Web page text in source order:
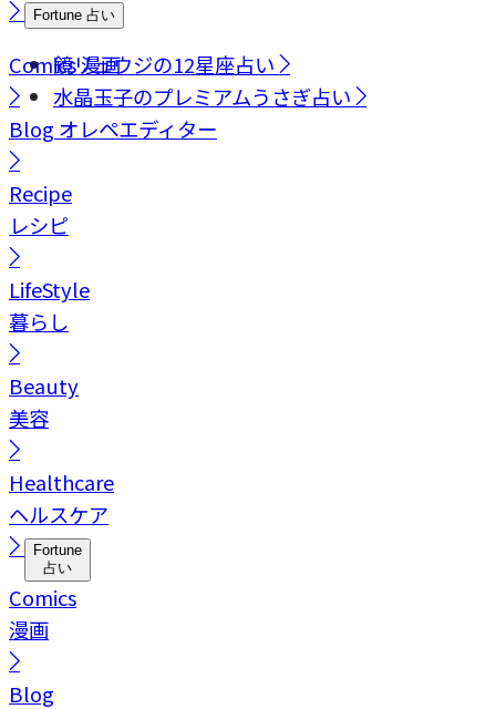
Fortune 占い
鏡リュウジの12星座占い
水晶玉子のプレミアムうさぎ占い
Comics漫画
Blog オレペエディター
Recipe
レシピ
LifeStyle
暮らし
Beauty
美容
Healthcare
ヘルスケア
Fortune
占い
Comics
漫画
Blog